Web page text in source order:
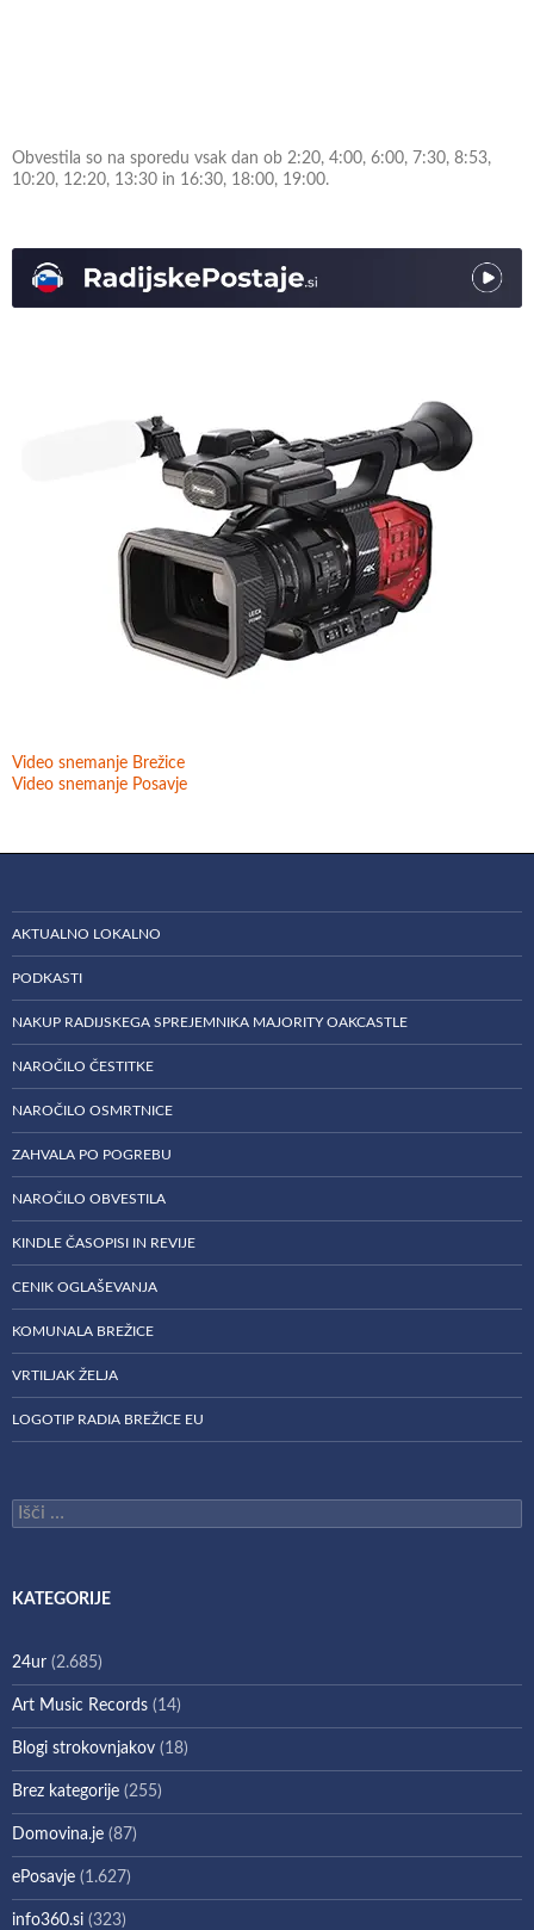
Obvestila so na sporedu vsak dan ob 2:20, 4:00, 6:00, 7:30, 8:53,
10:20, 12:20, 13:30 in 16:30, 18:00, 19:00.
Video snemanje Brežice
Video snemanje Posavje
AKTUALNO LOKALNO
PODKASTI
NAKUP RADIJSKEGA SPREJEMNIKA MAJORITY OAKCASTLE
NAROČILO ČESTITKE
NAROČILO OSMRTNICE
ZAHVALA PO POGREBU
NAROČILO OBVESTILA
KINDLE ČASOPISI IN REVIJE
CENIK OGLAŠEVANJA
KOMUNALA BREŽICE
VRTILJAK ŽELJA
LOGOTIP RADIA BREŽICE EU
Išči:
KATEGORIJE
24ur (2.685)
Art Music Records (14)
Blogi strokovnjakov (18)
Brez kategorije (255)
Domovina.je (87)
ePosavje (1.627)
info360.si (323)